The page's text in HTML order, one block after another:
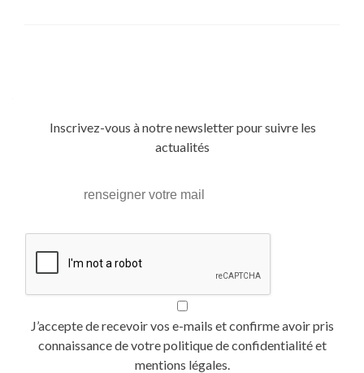
Inscrivez-vous à notre newsletter pour suivre les
actualités
J’accepte de recevoir vos e-mails et confirme avoir pris
connaissance de votre politique de confidentialité et
mentions légales.